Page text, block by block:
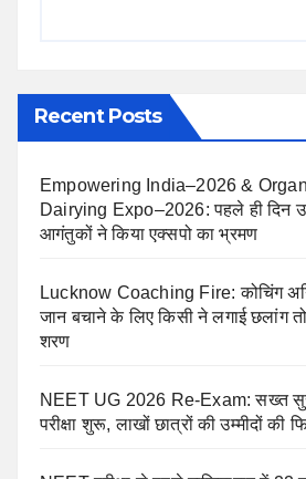
Recent Posts
Empowering India–2026 &
Dairying Expo–2026: पहले ही दिन
आगंतुकों ने किया एक्सपो का भ्रमण
Lucknow Coaching Fire: कोचिंग
जान बचाने के लिए किसी ने लगाई छलांग
शरण
NEET UG 2026 Re-Exam: सख्त
परीक्षा शुरू, लाखों छात्रों की उम्मीदों की